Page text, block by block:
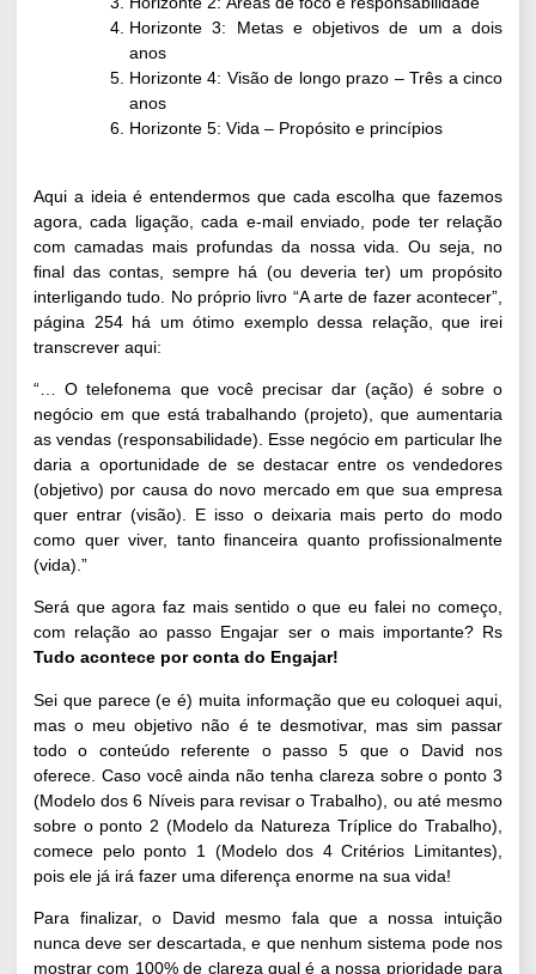
Horizonte 3: Metas e objetivos de um a dois
anos
Horizonte 4: Visão de longo prazo – Três a cinco
anos
Horizonte 5: Vida – Propósito e princípios
Aqui a ideia é entendermos que cada escolha que fazemos
agora, cada ligação, cada e-mail enviado, pode ter relação
com camadas mais profundas da nossa vida. Ou seja, no
final das contas, sempre há (ou deveria ter) um propósito
interligando tudo. No próprio livro “A arte de fazer acontecer”,
página 254 há um ótimo exemplo dessa relação, que irei
transcrever aqui:
“… O telefonema que você precisar dar (ação) é sobre o
negócio em que está trabalhando (projeto), que aumentaria
as vendas (responsabilidade). Esse negócio em particular lhe
daria a oportunidade de se destacar entre os vendedores
(objetivo) por causa do novo mercado em que sua empresa
quer entrar (visão). E isso o deixaria mais perto do modo
como quer viver, tanto financeira quanto profissionalmente
(vida).”
Será que agora faz mais sentido o que eu falei no começo,
com relação ao passo Engajar ser o mais importante? Rs
Tudo acontece por conta do Engajar!
Sei que parece (e é) muita informação que eu coloquei aqui,
mas o meu objetivo não é te desmotivar, mas sim passar
todo o conteúdo referente o passo 5 que o David nos
oferece. Caso você ainda não tenha clareza sobre o ponto 3
(Modelo dos 6 Níveis para revisar o Trabalho), ou até mesmo
sobre o ponto 2 (Modelo da Natureza Tríplice do Trabalho),
comece pelo ponto 1 (Modelo dos 4 Critérios Limitantes),
pois ele já irá fazer uma diferença enorme na sua vida!
Para finalizar, o David mesmo fala que a nossa intuição
nunca deve ser descartada, e que nenhum sistema pode nos
mostrar com 100% de clareza qual é a nossa prioridade para